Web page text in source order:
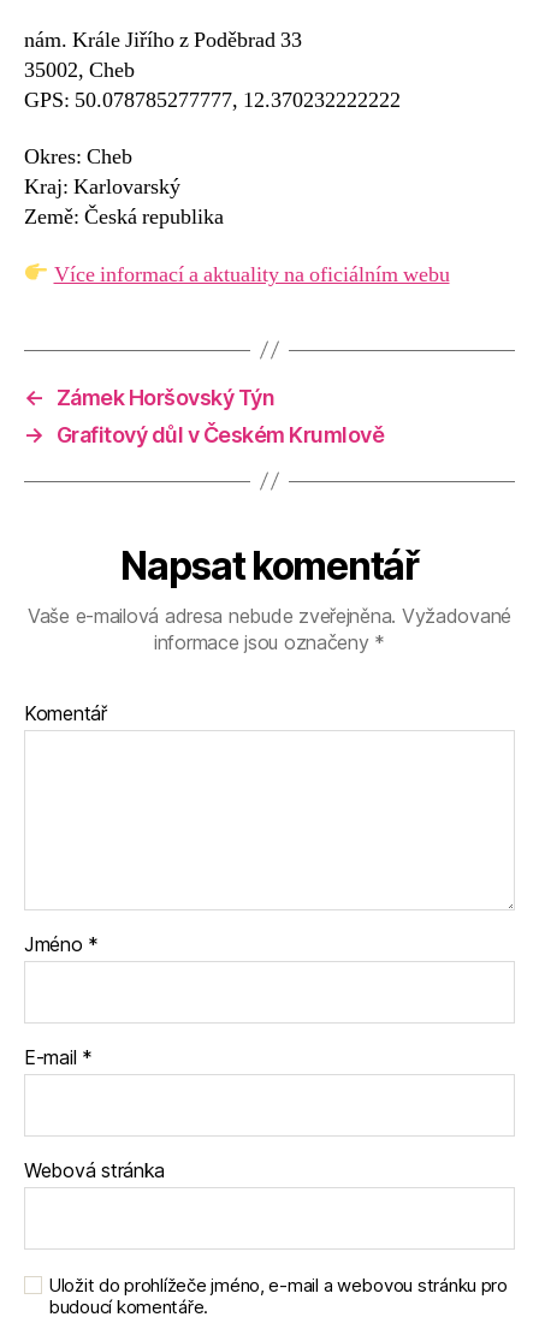
nám. Krále Jiřího z Poděbrad 33
35002, Cheb
GPS: 50.078785277777, 12.370232222222
Okres: Cheb
Kraj: Karlovarský
Země: Česká republika
Více informací a aktuality na oficiálním webu
←
Zámek Horšovský Týn
→
Grafitový důl v Českém Krumlově
Napsat komentář
Vaše e-mailová adresa nebude zveřejněna. Vyžadované
informace jsou označeny *
Komentář
Jméno *
E-mail *
Webová stránka
Uložit do prohlížeče jméno, e-mail a webovou stránku pro
budoucí komentáře.